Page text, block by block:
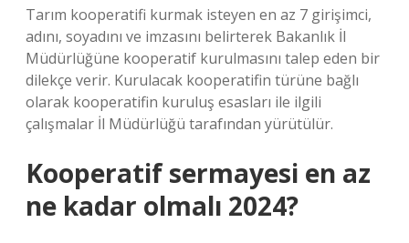
Tarım kooperatifi kurmak isteyen en az 7 girişimci,
adını, soyadını ve imzasını belirterek Bakanlık İl
Müdürlüğüne kooperatif kurulmasını talep eden bir
dilekçe verir. Kurulacak kooperatifin türüne bağlı
olarak kooperatifin kuruluş esasları ile ilgili
çalışmalar İl Müdürlüğü tarafından yürütülür.
Kooperatif sermayesi en az
ne kadar olmalı 2024?